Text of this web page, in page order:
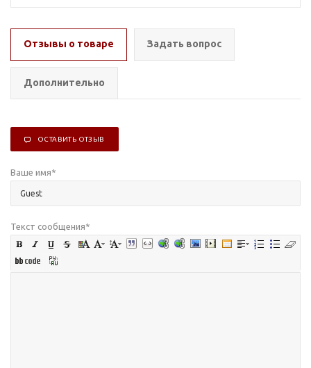
Отзывы о товаре Задать вопрос
Дополнительно
ОСТАВИТЬ ОТЗЫВ
Ваше имя*
Текст сообщения*